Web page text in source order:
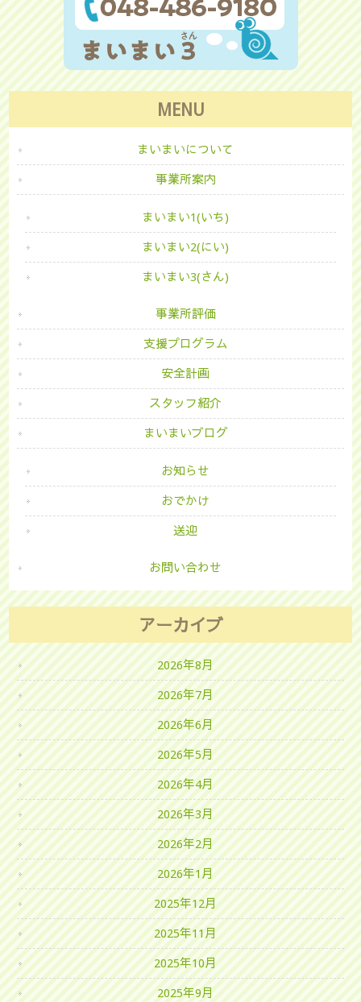
MENU
まいまいについて
事業所案内
まいまい1(いち)
まいまい2(にい)
まいまい3(さん)
事業所評価
支援プログラム
安全計画
スタッフ紹介
まいまいブログ
お知らせ
おでかけ
送迎
お問い合わせ
アーカイブ
2026年8月
2026年7月
2026年6月
2026年5月
2026年4月
2026年3月
2026年2月
2026年1月
2025年12月
2025年11月
2025年10月
2025年9月